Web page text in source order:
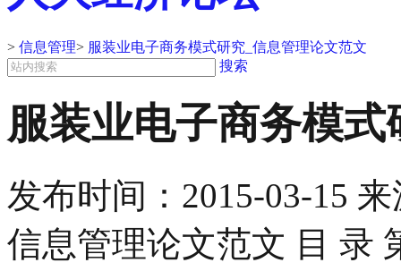
> 信息管理> 服装业电子商务模式研究_信息管理论文范文
搜索
服装业电子商务模
发布时间： 2015-03-15 来
信息管理论文范文 目 录